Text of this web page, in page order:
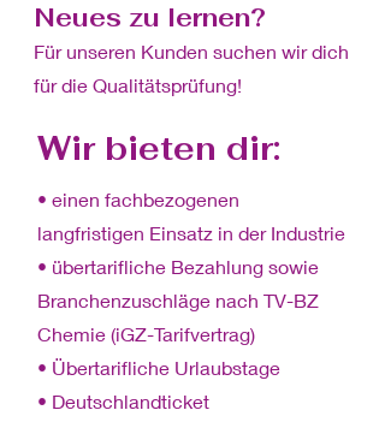
Neues zu lernen?
Für unseren Kunden suchen wir dich
für die Qualitätsprüfung!
Wir bieten dir:
• einen fachbezogenen
langfristigen Einsatz in der Industrie
• übertarifliche Bezahlung sowie
Branchenzuschläge nach TV-BZ
Chemie (iGZ-Tarifvertrag)
• Übertarifliche Urlaubstage
• Deutschlandticket